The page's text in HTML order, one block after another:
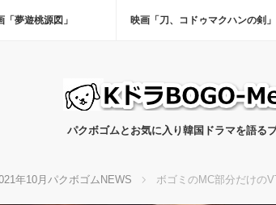
「夢遊桃源図」 映画「刀、コドゥマクハンの剣」
パクボゴムとお気に入り韓国ドラマを語る
年10月パクボゴムNEWS ボゴミのMC部分だけの